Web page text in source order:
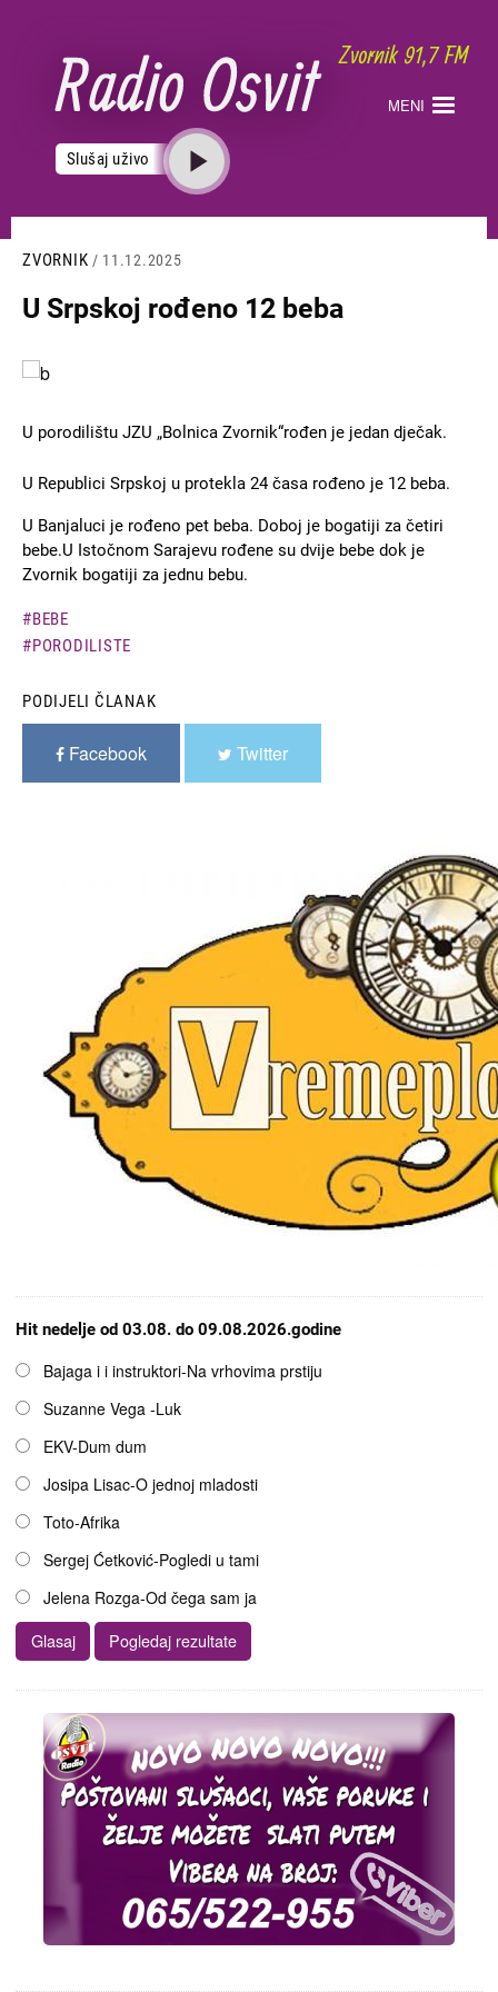
sadržaj
MENI
Slušaj uživo
ZVORNIK / 11.12.2025
U Srpskoj rođeno 12 beba
Slika
U porodilištu JZU „Bolnica Zvornik“rođen je jedan dječak.
U Republici Srpskoj u protekla 24 časa rođeno je 12 beba.
U Banjaluci je rođeno pet beba. Doboj je bogatiji za četiri
bebe.U Istočnom Sarajevu rođene su dvije bebe dok je
Zvornik bogatiji za jednu bebu.
BEBE
PORODILISTE
PODIJELI ČLANAK
Facebook Twitter
Hit nedelje od 03.08. do 09.08.2026.godine
OpcijeBajaga i i instruktori-Na vrhovima prstiju
Suzanne Vega -Luk
EKV-Dum dum
Josipa Lisac-O jednoj mladosti
Toto-Afrika
Sergej Ćetković-Pogledi u tami
Jelena Rozga-Od čega sam ja